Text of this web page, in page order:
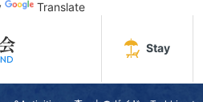
Translate
Stay